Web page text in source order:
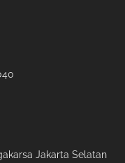
Jakarta Selatan